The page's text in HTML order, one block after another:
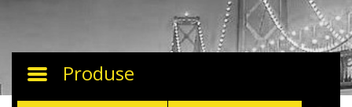
Toggle
Produse